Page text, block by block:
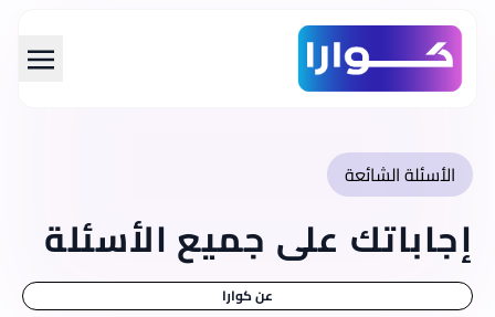
الأسئلة الشائعة
إجاباتك على جميع الأسئلة
عن كوارا